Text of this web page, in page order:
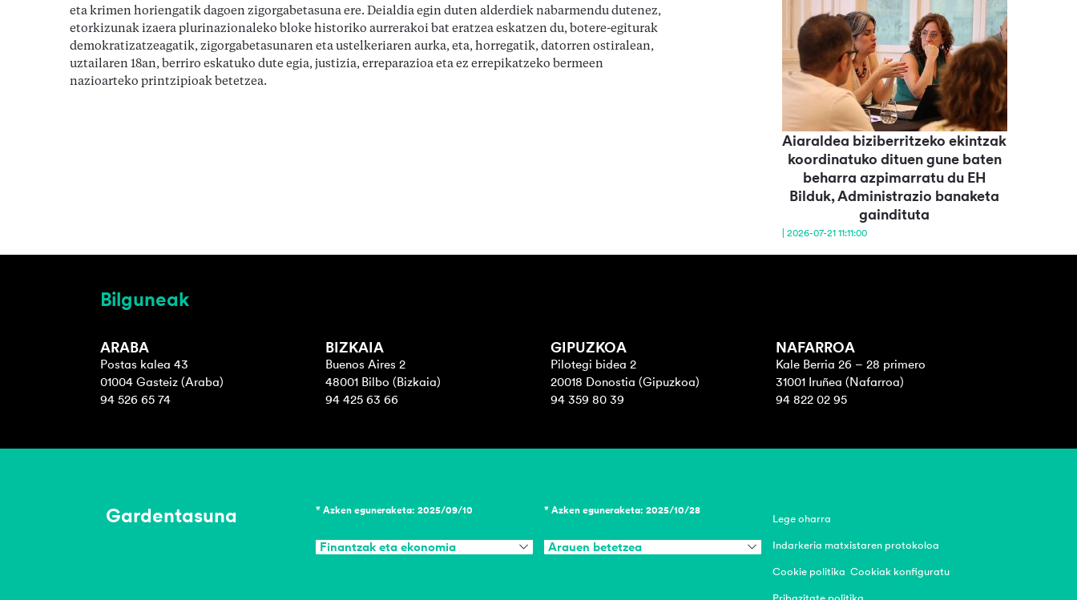
eta krimen horiengatik dagoen zigorgabetasuna ere. Deialdia egin duten alderdiek nabarmendu dutenez,
etorkizunak izaera plurinazionaleko bloke historiko aurrerakoi bat eratzea eskatzen du, botere-egiturak
demokratizatzeagatik, zigorgabetasunaren eta ustelkeriaren aurka, eta, horregatik, datorren ostiralean,
uztailaren 18an, berriro eskatuko dute egia, justizia, erreparazioa eta ez errepikatzeko bermeen
nazioarteko printzipioak betetzea.
Aiaraldea biziberritzeko ekintzak
koordinatuko dituen gune baten
beharra azpimarratu du EH
Bilduk, Administrazio banaketa
gaindituta
| 2026-07-21 11:11:00
Bilguneak
ARABA
Postas kalea 43
01004 Gasteiz (Araba)
94 526 65 74
BIZKAIA
Buenos Aires 2
48001 Bilbo (Bizkaia)
94 425 63 66
GIPUZKOA
Pilotegi bidea 2
20018 Donostia (Gipuzkoa)
94 359 80 39
NAFARROA
Kale Berria 26 – 28 primero
31001 Iruñea (Nafarroa)
94 822 02 95
Gardentasuna * Azken eguneraketa: 2025/09/10
Finantzak eta ekonomia
* Azken eguneraketa: 2025/10/28
Arauen betetzea
Lege oharra
Indarkeria matxistaren protokoloa
Cookie politika Cookiak konfiguratu